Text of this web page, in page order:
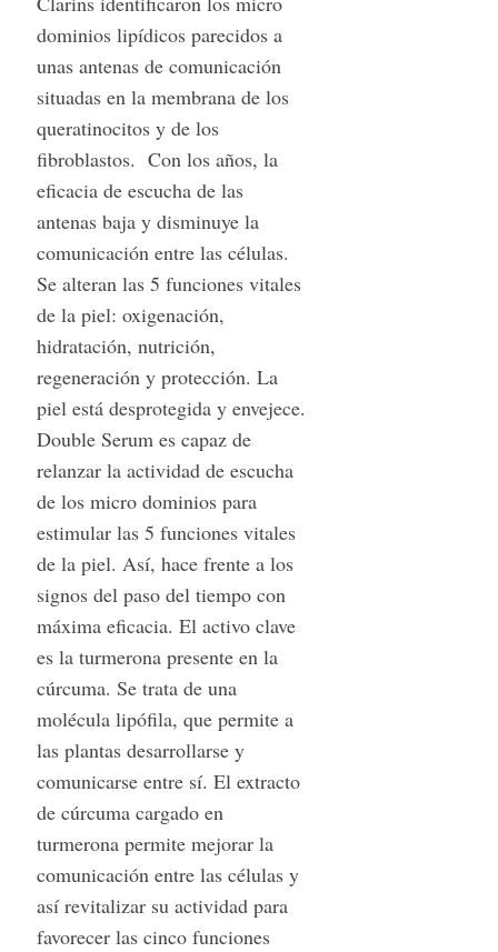
dominios lipídicos parecidos a
unas antenas de comunicación
situadas en la membrana de los
queratinocitos y de los
fibroblastos. Con los años, la
eficacia de escucha de las
antenas baja y disminuye la
comunicación entre las células.
Se alteran las 5 funciones vitales
de la piel: oxigenación,
hidratación, nutrición,
regeneración y protección. La
piel está desprotegida y envejece.
Double Serum es capaz de
relanzar la actividad de escucha
de los micro dominios para
estimular las 5 funciones vitales
de la piel. Así, hace frente a los
signos del paso del tiempo con
máxima eficacia. El activo clave
es la turmerona presente en la
cúrcuma. Se trata de una
molécula lipófila, que permite a
las plantas desarrollarse y
comunicarse entre sí. El extracto
de cúrcuma cargado en
turmerona permite mejorar la
comunicación entre las células y
así revitalizar su actividad para
favorecer las cinco funciones